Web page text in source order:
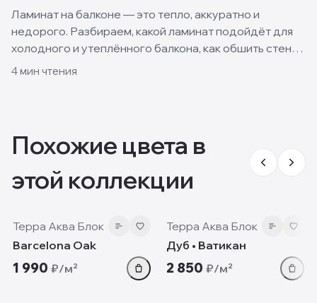
Ламинат на балконе — это тепло, аккуратно и
недорого. Разбираем, какой ламинат подойдёт для
холодного и утеплённого балкона, как обшить стены
и пол своими руками и какие решения смотрятся
4мин чтения
Похожие цвета в
этой коллекции
Терра Аква Блок
Barcelona Oak
1 990 ₽/м²
Терра Аква Блок
Дуб • Ватикан
2 850 ₽/м²